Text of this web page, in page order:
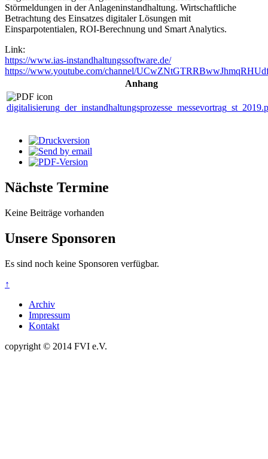
Störmeldungen in der Anlageninstandhaltung. Wirtschaftliche
Betrachtung des Einsatzes digitaler Lösungen mit
Einsparpotentialen, ROI-Berechnung und Smart Analytics.
Link:
https://www.ias-instandhaltungssoftware.de/
https://www.youtube.com/channel/
Anhang
Nächste Termine
Keine Beiträge vorhanden
Unsere Sponsoren
Es sind noch keine Sponsoren verfügbar.
↑
Archiv
Impressum
Kontakt
copyright © 2014 FVI e.V.